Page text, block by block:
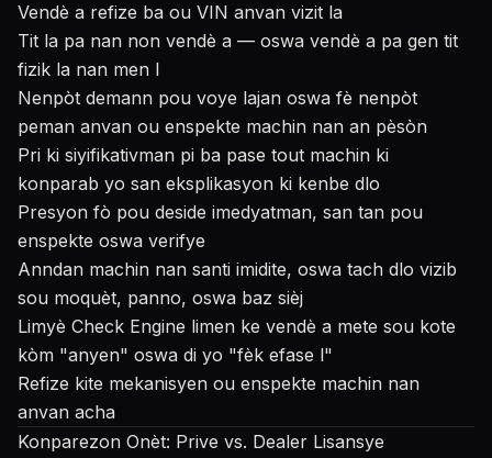
Vendè a refize ba ou VIN anvan vizit la
Tit la pa nan non vendè a — oswa vendè a pa gen tit
fizik la nan men l
Nenpòt demann pou voye lajan oswa fè nenpòt
peman anvan ou enspekte machin nan an pèsòn
Pri ki siyifikativman pi ba pase tout machin ki
konparab yo san eksplikasyon ki kenbe dlo
Presyon fò pou deside imedyatman, san tan pou
enspekte oswa verifye
Anndan machin nan santi imidite, oswa tach dlo vizib
sou moquèt, panno, oswa baz sièj
Limyè Check Engine limen ke vendè a mete sou kote
kòm "anyen" oswa di yo "fèk efase l"
Refize kite mekanisyen ou enspekte machin nan
anvan acha
Konparezon Onèt: Prive vs. Dealer Lisansye